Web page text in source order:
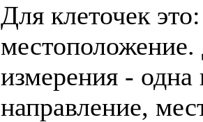
Для клеточек
измерения - одна
направление,